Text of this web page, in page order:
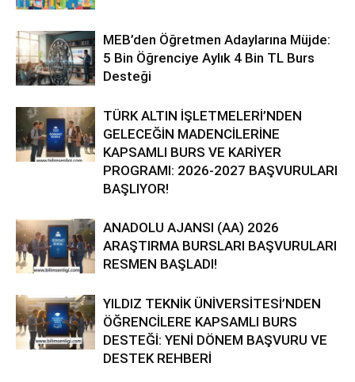
MEB’den Öğretmen Adaylarına Müjde:
5 Bin Öğrenciye Aylık 4 Bin TL Burs
Desteği
TÜRK ALTIN İŞLETMELERİ’NDEN
GELECEĞİN MADENCİLERİNE
KAPSAMLI BURS VE KARİYER
PROGRAMI: 2026-2027 BAŞVURULARI
BAŞLIYOR!
ANADOLU AJANSI (AA) 2026
ARAŞTIRMA BURSLARI BAŞVURULARI
RESMEN BAŞLADI!
YILDIZ TEKNİK ÜNİVERSİTESİ’NDEN
ÖĞRENCİLERE KAPSAMLI BURS
DESTEĞİ: YENİ DÖNEM BAŞVURU VE
DESTEK REHBERİ